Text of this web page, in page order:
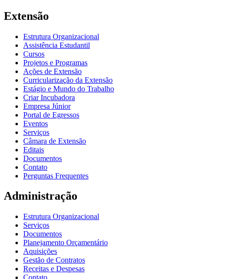
Extensão
Estrutura Organizacional
Assistência Estudantil
Cursos
Projetos e Programas
Ações de Extensão
Curricularização da Extensão
Estágio e Mundo do Trabalho
Criar Incubadora
Empresa Júnior
Portal de Egressos
Eventos
Serviços
Câmara de Extensão
Editais
Documentos
Contato
Perguntas Frequentes
Administração
Estrutura Organizacional
Serviços
Documentos
Planejamento Orçamentário
Aquisições
Gestão de Contratos
Receitas e Despesas